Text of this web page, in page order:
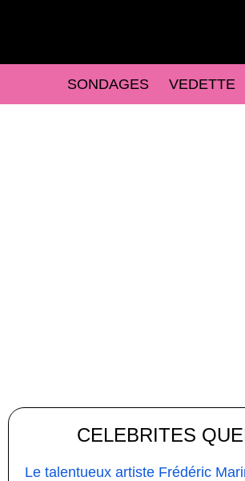
SONDAGES VEDETTE
CELEBRITES
Le talentueux artiste Frédéric